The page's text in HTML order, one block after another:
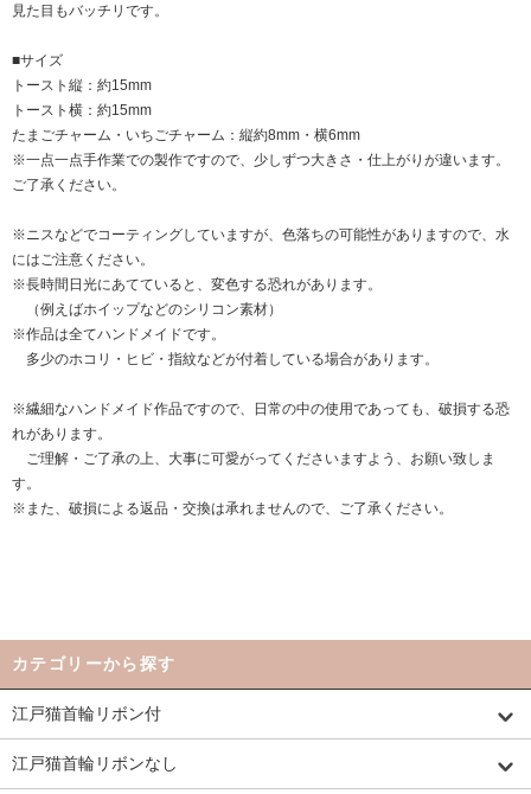
見た目もバッチリです。
■サイズ
トースト縦：約15mm
トースト横：約15mm
たまごチャーム・いちごチャーム：縦約8mm・横6mm
※一点一点手作業での製作ですので、少しずつ大きさ・仕上がりが違います。
ご了承ください。
※ニスなどでコーティングしていますが、色落ちの可能性がありますので、水
にはご注意ください。
※長時間日光にあてていると、変色する恐れがあります。
（例えばホイップなどのシリコン素材）
※作品は全てハンドメイドです。
多少のホコリ・ヒビ・指紋などが付着している場合があります。
※繊細なハンドメイド作品ですので、日常の中の使用であっても、破損する恐
れがあります。
ご理解・ご了承の上、大事に可愛がってくださいますよう、お願い致しま
す。
※また、破損による返品・交換は承れませんので、ご了承ください。
カテゴリーから探す
江戸猫首輪リボン付
江戸猫首輪リボンなし